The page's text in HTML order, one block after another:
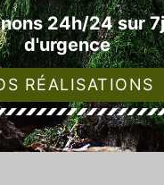
24h/24 sur
d'urgence
RÉALISATIONS